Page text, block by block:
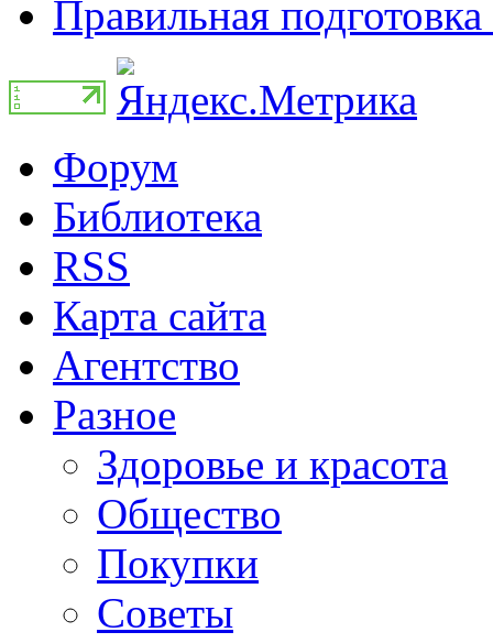
Правильная
Форум
Библиотека
RSS
Карта сайта
Агентство
Разное
Здоровье и красота
Общество
Покупки
Советы